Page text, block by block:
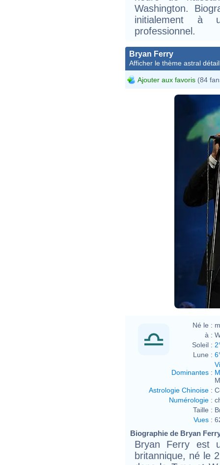
Washington.
initialement à
professionnel.
Bryan Ferry
Afficher le thème astral
Ajouter aux favoris (84
Né le :
à :
Soleil :
Lune :
Dominantes :
Astrologie Chinoise :
Numérologie :
Taille :
Vues :
Biographie de Bryan
Bryan Ferry est
britannique, né le